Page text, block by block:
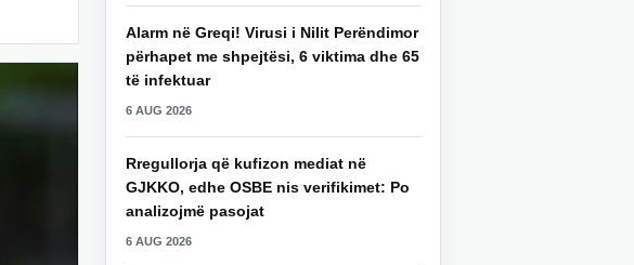
Alarm në Greqi! Virusi i Nilit Perëndimor
përhapet me shpejtësi, 6 viktima dhe 65
të infektuar
6 AUG 2026
Rregullorja që kufizon mediat në
GJKKO, edhe OSBE nis verifikimet: Po
analizojmë pasojat
6 AUG 2026